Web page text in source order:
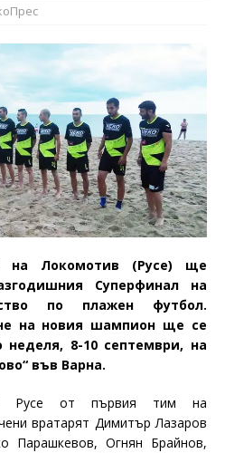
на Локомотив (Русе) ще
Суперфинал на
по плажен футбол.
на новия шампион ще се
8-10 септември, на
във Варна.
Русе от първия тим на
вратарят Димитър Лазаров
Парашкевов, Огнян Брайнов,